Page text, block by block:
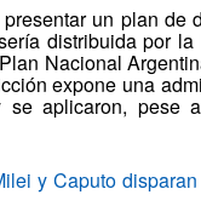
un plan de
distribuida por la
Nacional
expone una
aplicaron, pese
y Caputo